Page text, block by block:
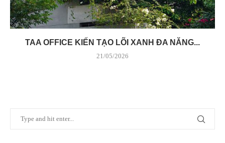
TAA OFFICE KIẾN TẠO LÕI XANH ĐA NĂNG...
21/05/2026